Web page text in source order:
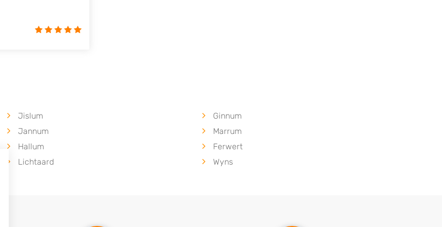
Jislum
Ginnum
Jannum
Marrum
Hallum
Ferwert
Lichtaard Wyns